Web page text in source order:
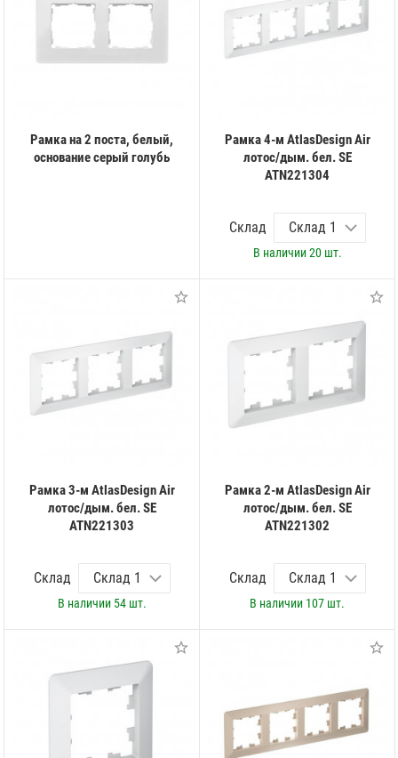
Рамка на 2 поста, белый,
основание серый голубь
Рамка 4-м AtlasDesign Air
лотос/дым. бел. SE
ATN221304
Склад
В наличии20 шт.
Рамка 3-м AtlasDesign Air
лотос/дым. бел. SE
ATN221303
Склад
В наличии 54 шт.
Рамка 2-м AtlasDesign Air
лотос/дым. бел. SE
ATN221302
Склад
В наличии 107 шт.